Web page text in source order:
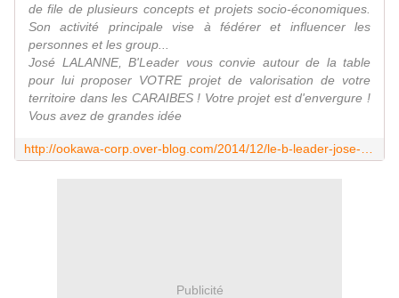
de file de plusieurs concepts et projets socio-économiques.
Son activité principale vise à fédérer et influencer les
personnes et les group...
José LALANNE, B'Leader vous convie autour de la table
pour lui proposer VOTRE projet de valorisation de votre
territoire dans les CARAIBES ! Votre projet est d'envergure !
Vous avez de grandes idée
Publicité